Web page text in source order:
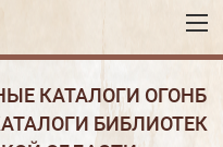
КАТАЛОГИ ОГОНБ
БИБЛИОТЕК